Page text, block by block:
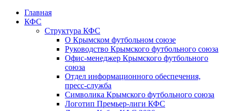
Главная
КФС
Структура КФС
О Крымском футбольном союзе
Руководство Крымского футбольного союза
Офис-менеджер Крымского футбольного
союза
Отдел информационного обеспечения,
пресс-служба
Символика Крымского футбольного союза
Логотип Премьер-лиги КФС